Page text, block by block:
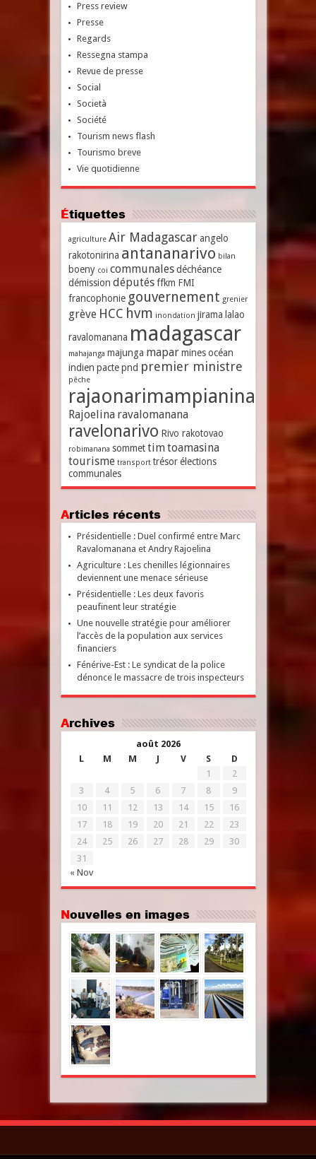
Press review
Presse
Regards
Ressegna stampa
Revue de presse
Social
Società
Société
Tourism news flash
Tourismo breve
Vie quotidienne
Étiquettes
agriculture Air Madagascar angelo
rakotonirina antananarivo bilan
boeny coi communales déchéance
démission députés ffkm FMI
francophonie gouvernement grenier
grève HCC hvm inondation jirama lalao
ravalomanana madagascar
mahajanga majunga mapar mines océan
indien pacte pnd premier ministre
pêche
rajaonarimampianina
Rajoelina ravalomanana
ravelonarivo Rivo rakotovao
robimanana sommet timtoamasina
tourisme transport trésor élections
communales
Articles récents
Présidentielle : Duel confirmé entre Marc
Ravalomanana et Andry Rajoelina
Agriculture : Les chenilles légionnaires
deviennent une menace sérieuse
Présidentielle : Les deux favoris
peaufinent leur stratégie
Une nouvelle stratégie pour améliorer
l’accès de la population aux services
financiers
Fénérive-Est : Le syndicat de la police
dénonce le massacre de trois inspecteurs
Archives
août 2026
L
M M J V S D
« Nov
1
2
3
4 5 6 7 8
9
10
11 12 13 14 15
16
17
18 19 20 21 22
23
24
25 26 27 28 29
30
31
Nouvelles en images